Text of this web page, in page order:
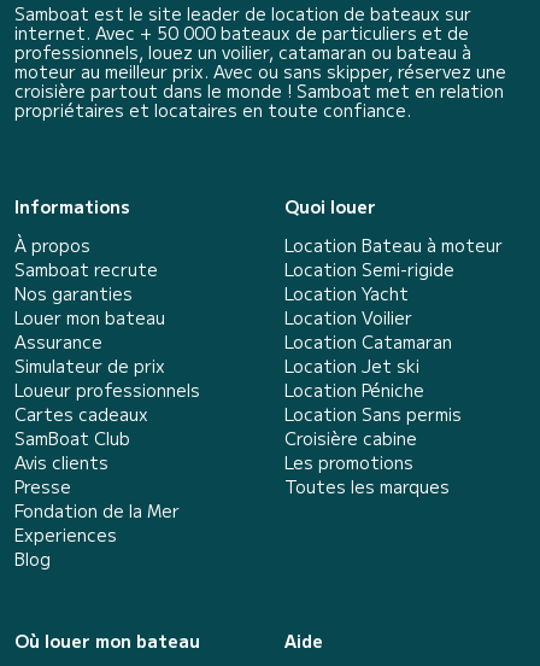
Samboat est le site leader de location de bateaux sur
internet. Avec + 50 000 bateaux de particuliers et de
professionnels, louez un voilier, catamaran ou bateau à
moteur au meilleur prix. Avec ou sans skipper, réservez une
croisière partout dans le monde ! Samboat met en relation
propriétaires et locataires en toute confiance.
Informations
À propos
Samboat recrute
Nos garanties
Louer mon bateau
Assurance
Simulateur de prix
Loueur professionnels
Cartes cadeaux
SamBoat Club
Avis clients
Presse
Fondation de la Mer
Experiences
Blog
Quoi louer
Location Bateau à moteur
Location Semi-rigide
Location Yacht
Location Voilier
Location Catamaran
Location Jet ski
Location Péniche
Location Sans permis
Croisière cabine
Les promotions
Toutes les marques
Où louer mon bateau
Aide